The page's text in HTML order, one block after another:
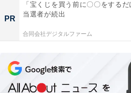
PR
「宝くじを買う前に〇〇をする
当選者が続出
合同会社デジタルファーム